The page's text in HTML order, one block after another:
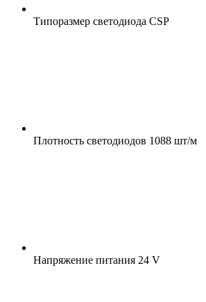
Типоразмер светодиода CSP
Плотность светодиодов 1088 шт/м
Напряжение питания 24 V